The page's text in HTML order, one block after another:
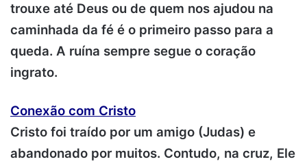
trouxe até Deus ou de quem nos ajudou na
caminhada da fé é o primeiro passo para a
queda. A ruína sempre segue o coração
ingrato.
Conexão com Cristo
Cristo foi traído por um amigo (Judas) e
abandonado por muitos. Contudo, na cruz, Ele